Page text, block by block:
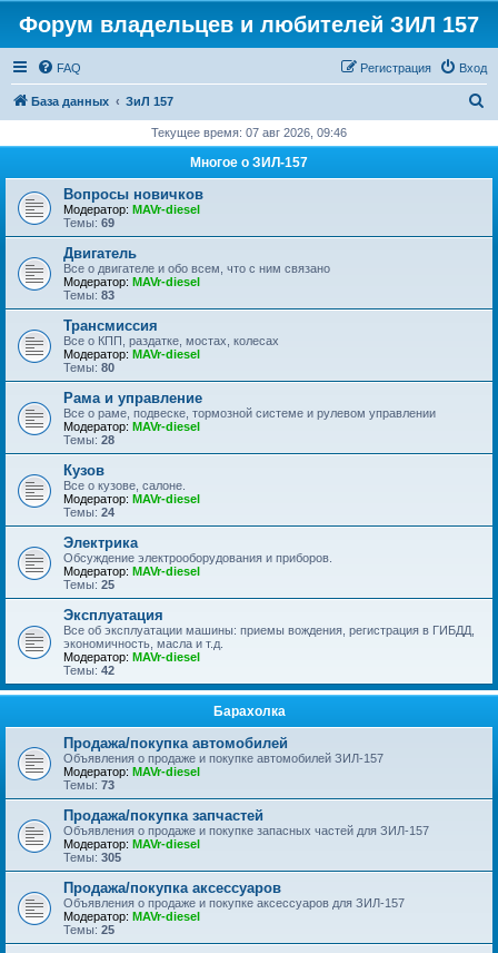
Форум владельцев и любителей ЗИЛ 157
FAQ Вход
Регистрация
База данных ЗиЛ 157
с
Текущее время: 07 авг 2026, 09:46
Многое о ЗИЛ-157
Вопросы новичков
Модератор: MAVr-diesel
Темы: 69
Двигатель
Все о двигателе и обо всем, что с ним связано
Модератор: MAVr-diesel
Темы: 83
Трансмиссия
Все о КПП, раздатке, мостах, колесах
Модератор: MAVr-diesel
Темы: 80
Рама и управление
Все о раме, подвеске, тормозной системе и рулевом управлении
Модератор: MAVr-diesel
Темы: 28
Кузов
Все о кузове, салоне.
Модератор: MAVr-diesel
Темы: 24
Электрика
Обсуждение электрооборудования и приборов.
Модератор: MAVr-diesel
Темы: 25
Эксплуатация
Все об эксплуатации машины: приемы вождения, регистрация в ГИБДД,
экономичность, масла и т.д.
Модератор: MAVr-diesel
Темы: 42
Барахолка
Продажа/покупка автомобилей
Объявления о продаже и покупке автомобилей ЗИЛ-157
Модератор: MAVr-diesel
Темы: 73
Продажа/покупка запчастей
Объявления о продаже и покупке запасных частей для ЗИЛ-157
Модератор: MAVr-diesel
Темы: 305
Продажа/покупка аксессуаров
Объявления о продаже и покупке аксессуаров для ЗИЛ-157
Модератор: MAVr-diesel
Темы: 25